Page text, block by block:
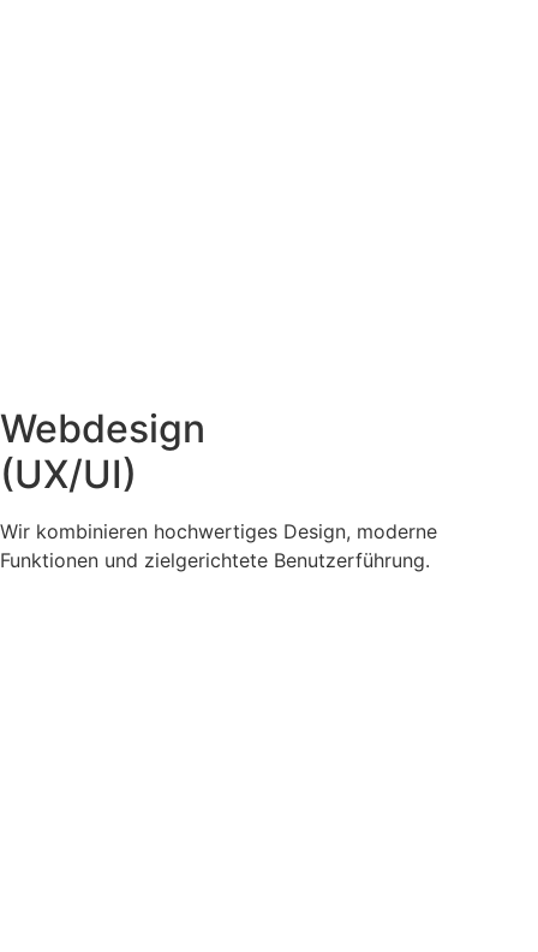
Web­design
(UX/UI)
Wir kombinieren hoch­wertiges Design, moderne
Funktionen und ziel­gerichtete Benutzer­führung.